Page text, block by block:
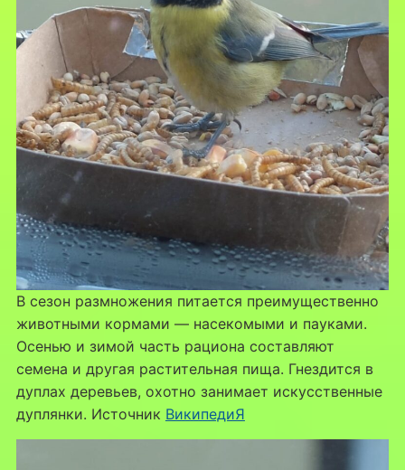
В сезон размножения питается преимущественно
животными кормами — насекомыми и пауками.
Осенью и зимой часть рациона составляют
семена и другая растительная пища. Гнездится в
дуплах деревьев, охотно занимает искусственные
дуплянки. Источник ВикипедиЯ